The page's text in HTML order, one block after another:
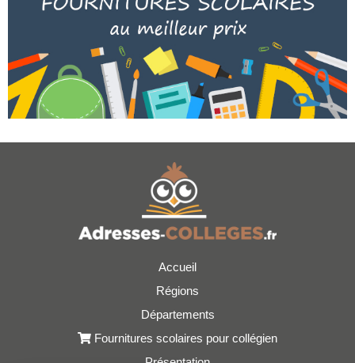
Accueil
Régions
Départements
Fournitures scolaires pour collégien